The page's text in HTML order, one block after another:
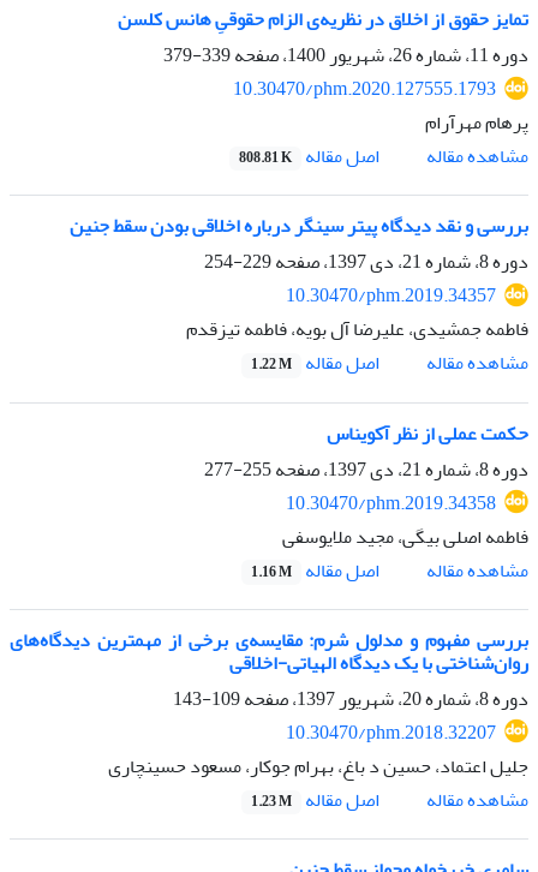
تمایز حقوق از اخلاق در نظریه‌ی الزام حقوقیِ هانس کلسن
دوره 11، شماره 26، شهریور 1400، صفحه
339-379
10.30470/phm.2020.127555.1793
پرهام مهرآرام
مشاهده مقاله
اصل مقاله 808.81 K
بررسی و نقد دیدگاه پیتر سینگر درباره اخلاقی بودن سقط جنین
دوره 8، شماره 21، دی 1397، صفحه
229-254
10.30470/phm.2019.34357
فاطمه جمشیدی، علیرضا آل بویه، فاطمه تیزقدم
مشاهده مقاله
اصل مقاله 1.22 M
حکمت عملی از نظر آکویناس
دوره 8، شماره 21، دی 1397، صفحه
255-277
10.30470/phm.2019.34358
فاطمه اصلی بیگی، مجید ملایوسفی
مشاهده مقاله
اصل مقاله 1.16 M
بررسی مفهوم‌ و مدلول شرم: مقایسه‌‌ی برخی از مهمترین دیدگاه‌های
روان‌شناختی‌ با یک دیدگاه الهیاتی-اخلاقی
دوره 8، شماره 20، شهریور 1397، صفحه
109-143
10.30470/phm.2018.32207
جلیل اعتماد، حسین د باغ، بهرام جوکار، مسعود حسینچاری
مشاهده مقاله
اصل مقاله 1.23 M